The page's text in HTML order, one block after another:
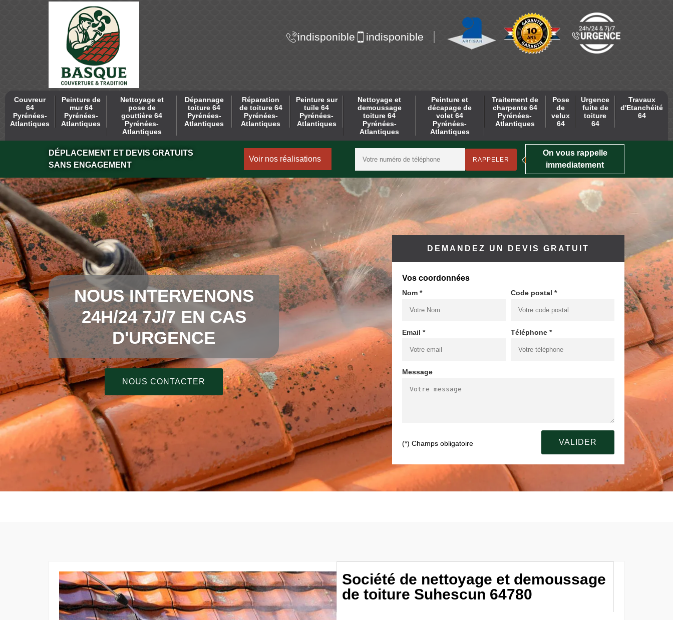
indisponible indisponible
Couvreur
64
Pyrénées-
Atlantiques
Peinture de
mur 64
Pyrénées-
Atlantiques
Nettoyage et
pose de
gouttière 64
Pyrénées-
Atlantiques
Dépannage
toiture 64
Pyrénées-
Atlantiques
Réparation
de toiture 64
Pyrénées-
Atlantiques
Peinture sur
tuile 64
Pyrénées-
Atlantiques
Nettoyage et
demoussage
toiture 64
Pyrénées-
Atlantiques
Peinture et
décapage de
volet 64
Pyrénées-
Atlantiques
Traitement de
charpente 64
Pyrénées-
Atlantiques
Pose
de
velux
64
Urgence
fuite de
toiture
64
Travaux
d'Etanchéité
64
DÉPLACEMENT ET DEVIS GRATUITS
SANS ENGAGEMENT
Voir nos réalisations
On vous rappelle
immediatement
NOUS INTERVENONS
24H/24 7J/7 EN CAS
D'URGENCE
NOUS CONTACTER
DEMANDEZ UN DEVIS GRATUIT
Vos coordonnées
Nom * Code postal *
Email * Téléphone *
Message
(*) Champs obligatoire
Société de nettoyage et demoussage
de toiture Suhescun 64780